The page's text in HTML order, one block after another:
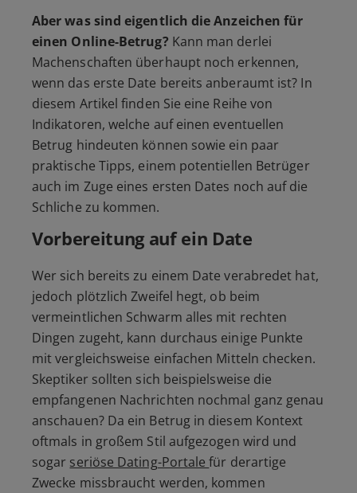
Aber was sind eigentlich die Anzeichen für
einen Online-Betrug? Kann man derlei
Machenschaften überhaupt noch erkennen,
wenn das erste Date bereits anberaumt ist? In
diesem Artikel finden Sie eine Reihe von
Indikatoren, welche auf einen eventuellen
Betrug hindeuten können sowie ein paar
praktische Tipps, einem potentiellen Betrüger
auch im Zuge eines ersten Dates noch auf die
Schliche zu kommen.
Vorbereitung auf ein Date
Wer sich bereits zu einem Date verabredet hat,
jedoch plötzlich Zweifel hegt, ob beim
vermeintlichen Schwarm alles mit rechten
Dingen zugeht, kann durchaus einige Punkte
mit vergleichsweise einfachen Mitteln checken.
Skeptiker sollten sich beispielsweise die
empfangenen Nachrichten nochmal ganz genau
anschauen? Da ein Betrug in diesem Kontext
oftmals in großem Stil aufgezogen wird und
sogar seriöse Dating-Portalefür derartige
Zwecke missbraucht werden, kommen